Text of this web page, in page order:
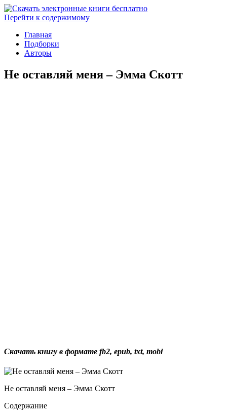
Перейти к содержимому
Главная
Подборки
Авторы
Не оставляй меня – Эмма Скотт
Скачать книгу в формате fb2, epub, txt, mobi
Не оставляй меня – Эмма Скотт
Содержание